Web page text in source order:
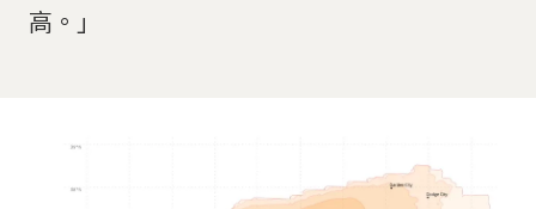
高。」